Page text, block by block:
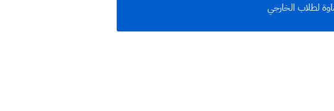
لطلاب الخارجي